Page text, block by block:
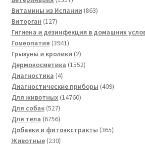
товаров
Витамины из Испании 863863
Виторган 127127
товаров
Гигиена и дезинфекция в домашних
Гомеопатия 39413941
товар
Грызуны и кролики 22
товара
Дермокосметика 15521552
Диагностика 44
товара
Диагностические приборы 409409
Для животных 1476014760
Для собак 527527
товаров
Для тела 67566756
товаров
Добавки и фитоэкстракты 365365
Животные 230230